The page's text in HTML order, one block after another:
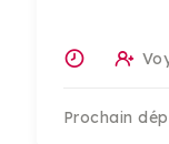
Prochain